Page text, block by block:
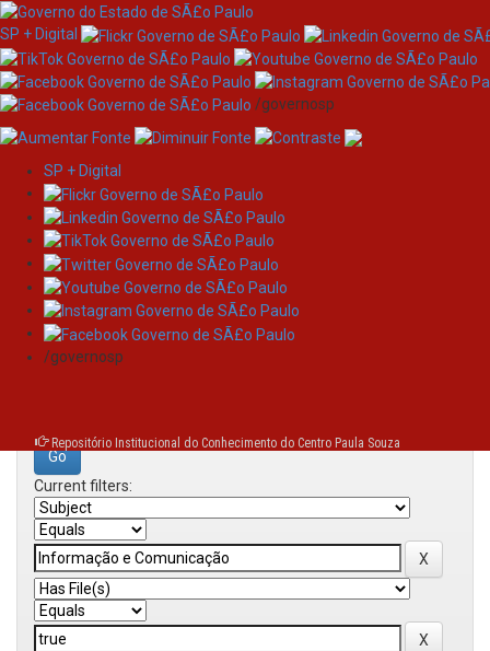
Skip
navigation
SP + Digital
/governosp
SP + Digital
/governosp
Repositório Institucional do Conhecimento do Centro Paula Souza
Search
Search:
Current filters: